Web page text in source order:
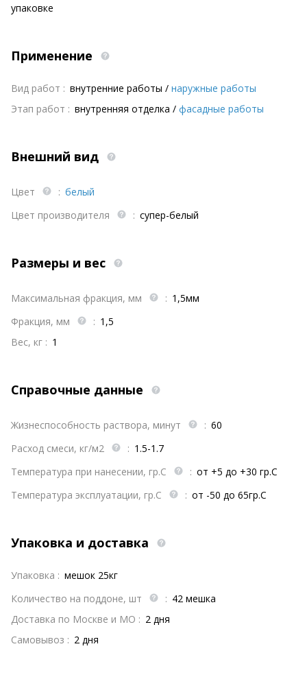
упаковке
Применение
Вид работ : внутренние работы / наружные работы
Этап работ : внутренняя отделка / фасадные работы
Внешний вид
Цвет : белый
Цвет производителя
: супер-белый
Размеры и вес
Максимальная фракция, мм : 1,5мм
Фракция, мм
: 1,5
Вес, кг : 1
Справочные данные
Жизнеспособность раствора, минут : 60
Расход смеси, кг/м2
: 1.5-1.7
Температура при нанесении, гр.С
: от +5 до +30 гр.С
Температура эксплуатации, гр.С
: от -50 до 65гр.С
Упаковка и доставка
Упаковка : мешок 25кг
Количество на поддоне, шт
: 42 мешка
Доставка по Москве и МО : 2 дня
Самовывоз : 2 дня